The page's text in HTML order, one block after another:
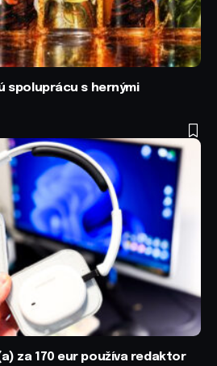
spoluprácu s hernými
za 170 eur používa redaktor